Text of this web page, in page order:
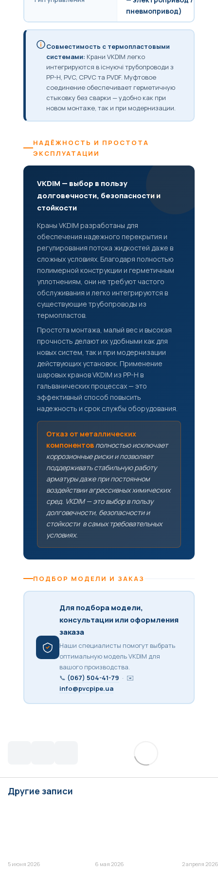
пневмопривод)
Совместимость с термопластовыми
системами: Крани VKDIM легко
интегрируются в існуючі трубопроводи з
PP-H, PVC, CPVC та PVDF. Муфтовое
соединение обеспечивает герметичную
стыковку без сварки — удобно как при
новом монтаже, так и при модернизации.
НАДЁЖНОСТЬ И ПРОСТОТА
ЭКСПЛУАТАЦИИ
VKDIM — выбор в пользу
долговечности, безопасности и
стойкости
Краны VKDIM разработаны для
обеспечения надежного перекрытия и
регулирования потока жидкостей даже в
сложных условиях. Благодаря полностью
полимерной конструкции и герметичным
уплотнениям, они не требуют частого
обслуживания и легко интегрируются в
существующие трубопроводы из
термопластов.
Простота монтажа, малый вес и высокая
прочность делают их удобными как для
новых систем, так и при модернизации
действующих установок. Применение
шаровых кранов VKDIM из PP-H в
гальванических процессах — это
эффективный способ повысить
надежность и срок службы оборудования.
Отказ от металлических
компонентов полностью исключает
коррозионные риски и позволяет
поддерживать стабильную работу
арматуры даже при постоянном
воздействии агрессивных химических
сред. VKDIM — это выбор в пользу
долговечности, безопасности и
стойкости в самых требовательных
условиях.
ПОДБОР МОДЕЛИ И ЗАКАЗ
Для подбора модели,
консультации или оформления
заказа
Наши специалисты помогут выбрать
оптимальную модель VKDIM для
вашого производства.
📞 (067) 504-41-79 · ✉️
info@pvcpipe.ua
Другие записи
5 июня 2026 6 мая 2026 2 апреля